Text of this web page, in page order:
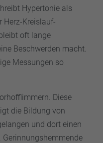
Hypertonie als
Herz-Kreislauf-
oft lange
Beschwerden macht.
Messungen so
Diese
die Bildung von
und dort einen